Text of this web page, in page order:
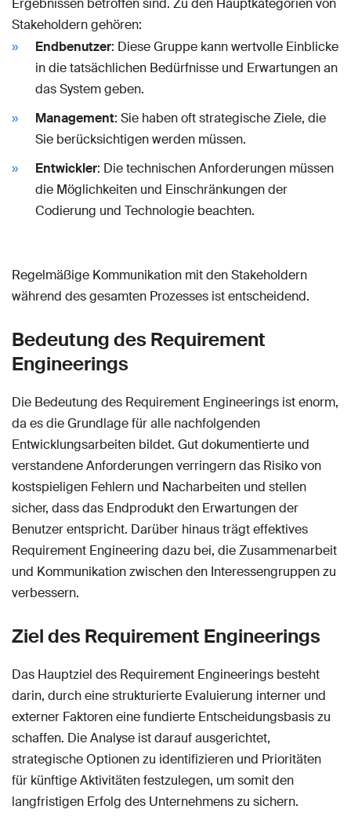
Stakeholdern gehören:
Endbenutzer: Diese Gruppe kann wertvolle Einblicke
in die tatsächlichen Bedürfnisse und Erwartungen an
das System geben.
Management: Sie haben oft strategische Ziele, die
Sie berücksichtigen werden müssen.
Entwickler: Die technischen Anforderungen müssen
die Möglichkeiten und Einschränkungen der
Codierung und Technologie beachten.
Regelmäßige Kommunikation mit den Stakeholdern
während des gesamten Prozesses ist entscheidend.
Bedeutung des Requirement
Engineerings
Die Bedeutung des Requirement Engineerings ist enorm,
da es die Grundlage für alle nachfolgenden
Entwicklungsarbeiten bildet. Gut dokumentierte und
verstandene Anforderungen verringern das Risiko von
kostspieligen Fehlern und Nacharbeiten und stellen
sicher, dass das Endprodukt den Erwartungen der
Benutzer entspricht. Darüber hinaus trägt effektives
Requirement Engineering dazu bei, die Zusammenarbeit
und Kommunikation zwischen den Interessengruppen zu
verbessern.
Ziel des Requirement Engineerings
Das Hauptziel des Requirement Engineerings besteht
darin, durch eine strukturierte Evaluierung interner und
externer Faktoren eine fundierte Entscheidungsbasis zu
schaffen. Die Analyse ist darauf ausgerichtet,
strategische Optionen zu identifizieren und Prioritäten
für künftige Aktivitäten festzulegen, um somit den
langfristigen Erfolg des Unternehmens zu sichern.